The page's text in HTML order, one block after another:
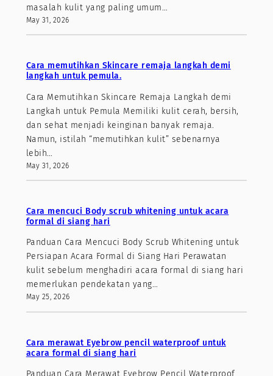
masalah kulit yang paling umum…
May 31, 2026
Cara memutihkan Skincare remaja langkah demi
langkah untuk pemula.
Cara Memutihkan Skincare Remaja Langkah demi
Langkah untuk Pemula Memiliki kulit cerah, bersih,
dan sehat menjadi keinginan banyak remaja.
Namun, istilah “memutihkan kulit” sebenarnya
lebih…
May 31, 2026
Cara mencuci Body scrub whitening untuk acara
formal di siang hari
Panduan Cara Mencuci Body Scrub Whitening untuk
Persiapan Acara Formal di Siang Hari Perawatan
kulit sebelum menghadiri acara formal di siang hari
memerlukan pendekatan yang…
May 25, 2026
Cara merawat Eyebrow pencil waterproof untuk
acara formal di siang hari
Panduan Cara Merawat Eyebrow Pencil Waterproof